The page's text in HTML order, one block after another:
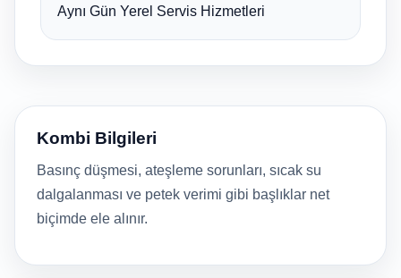
Aynı Gün Yerel Servis Hizmetleri
Kombi Bilgileri
Basınç düşmesi, ateşleme sorunları, sıcak su
dalgalanması ve petek verimi gibi başlıklar net
biçimde ele alınır.